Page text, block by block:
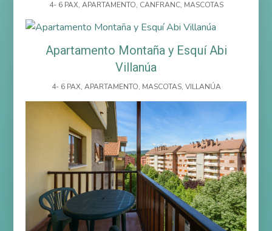
4- 6 PAX, APARTAMENTO, CANFRANC, MASCOTAS
Apartamento Montaña y Esquí Abi
Villanúa
4- 6 PAX, APARTAMENTO, MASCOTAS, VILLANÚA